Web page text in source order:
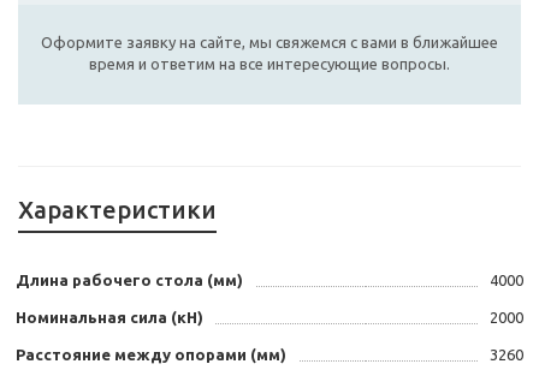
Оформите заявку на сайте, мы свяжемся с вами в ближайшее
время и ответим на все интересующие вопросы.
Характеристики
Длина рабочего стола (мм) 4000
Номинальная сила (кН) 2000
Расстояние между опорами (мм) 3260